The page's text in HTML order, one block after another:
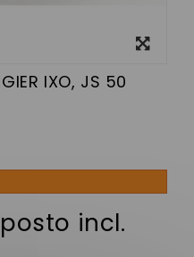
IXO, JS 50
incl.